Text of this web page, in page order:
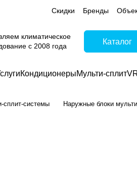
Скидки Бренды
климатическое
с 2008 года
Каталог
КондиционерыМульти-сплит
сплит-системы Наружные блоки